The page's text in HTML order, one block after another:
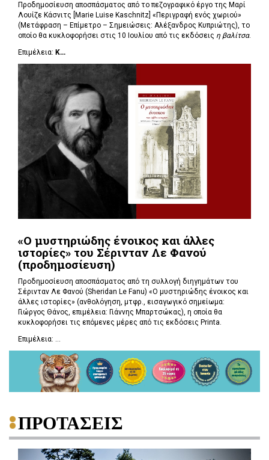
Προδημοσίευση αποσπάσματος από το πεζογραφικό έργο της Μαρί
Λουίζε Κάσνιτς [Marie Luise Kaschnitz] «Περιγραφή ενός χωριού»
(Μετάφραση – Επίμετρο – Σημειώσεις: Αλέξανδρος Κυπριώτης), το
οποίο θα κυκλοφορήσει στις 10 Ιουλίου από τις εκδόσεις η βαλίτσα.
Επιμέλεια: Κ...
«Ο μυστηριώδης ένοικος και άλλες
ιστορίες» του Σέρινταν Λε Φανού
(προδημοσίευση)
Προδημοσίευση αποσπάσματος από τη συλλογή διηγημάτων του
Σέρινταν Λε Φανού (Sheridan Le Fanu) «Ο μυστηριώδης ένοικος και
άλλες ιστορίες» (ανθολόγηση, μτφρ., εισαγωγικό σημείωμα:
Γιώργος Θάνος, επιμέλεια: Γιάννης Μπαρτσώκας), η οποία θα
κυκλοφορήσει τις επόμενες μέρες από τις εκδόσεις Printa.
Επιμέλεια: ...
ΠΡΟΤΑΣΕΙΣ